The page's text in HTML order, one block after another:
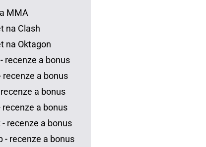
MMA
na Clash
na Oktagon
recenze a bonus
recenze a bonus
a bonus
recenze a bonus
recenze a bonus
- recenze a bonus